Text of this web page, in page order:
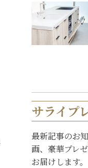
サライプ
最新記事のお
画、豪華プレ
お届けします。